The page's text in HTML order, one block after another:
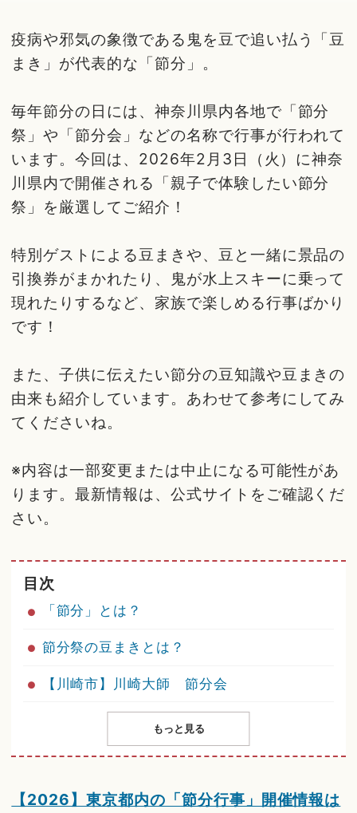
疫病や邪気の象徴である鬼を豆で追い払う「豆
まき」が代表的な「節分」。
毎年節分の日には、神奈川県内各地で「節分
祭」や「節分会」などの名称で行事が行われて
います。今回は、2026年2月3日（火）に神奈
川県内で開催される「親子で体験したい節分
祭」を厳選してご紹介！
特別ゲストによる豆まきや、豆と一緒に景品の
引換券がまかれたり、鬼が水上スキーに乗って
現れたりするなど、家族で楽しめる行事ばかり
です！
また、子供に伝えたい節分の豆知識や豆まきの
由来も紹介しています。あわせて参考にしてみ
てくださいね。
※内容は一部変更または中止になる可能性があ
ります。最新情報は、公式サイトをご確認くだ
さい。
目次
「節分」とは？
節分祭の豆まきとは？
【川崎市】川崎大師 節分会
もっと見る
【2026】東京都内の「節分行事」開催情報は